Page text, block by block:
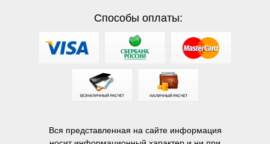
Способы оплаты:
Вся представленная на сайте информация